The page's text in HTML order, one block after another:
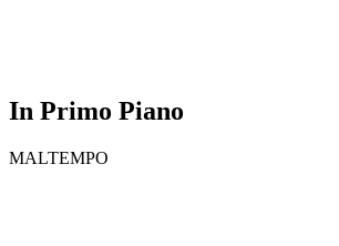
In Primo Piano
MALTEMPO